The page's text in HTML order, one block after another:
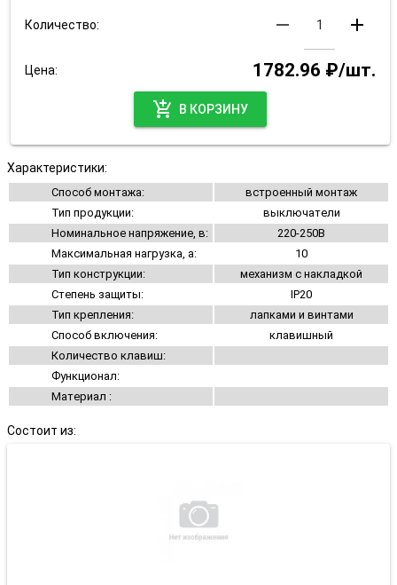
Количество: remove add
Цена:
1782.96 ₽/шт.
add_shopping_cart
В КОРЗИНУ
Характеристики:
Способ монтажа:
встроенный монтаж
Тип продукции:
выключатели
Номинальное напряжение, в:
220-250В
Максимальная нагрузка, а:
10
Тип конструкции:
механизм с накладкой
Степень защиты:
IP20
Тип крепления:
лапками и винтами
Способ включения:
клавишный
Количество клавиш:
Функционал:
Материал :
Состоит из: